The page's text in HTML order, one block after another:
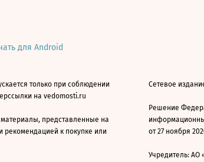
для Android
только при соблюдении
на vedomosti.ru
представленные на
рекомендацией к покупке или
Сетевое
Решение
от 27 ноября
Учредитель: АО